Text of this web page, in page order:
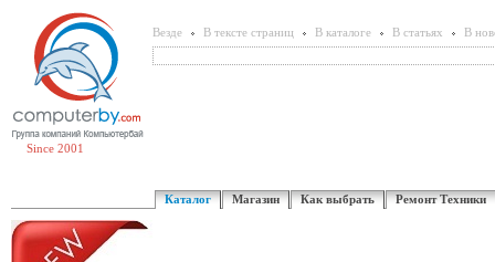
Since 2001
Везде В тексте страниц В каталоге В статьях В
Каталог Магазин Как выбрать Ремонт Техники